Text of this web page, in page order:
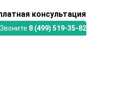
консультация
Звоните 8 (499) 519-35-82